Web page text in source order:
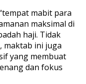
mabit para
maksimal di
haji. Tidak
maktab ini juga
yang membuat
dan fokus